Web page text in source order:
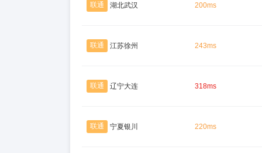
联通 湖北武汉 200ms
联通 江苏徐州 243ms
联通 辽宁大连 318ms
联通 宁夏银川 220ms